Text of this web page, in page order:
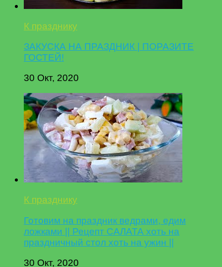
К празднику
ЗАКУСКА НА ПРАЗДНИК | ПОРАЗИТЕ
ГОСТЕЙ!
30 Окт, 2020
К празднику
Готовим на праздник ведрами, едим
ложками || Рецепт САЛАТА хоть на
праздничный стол хоть на ужин ||
30 Окт, 2020